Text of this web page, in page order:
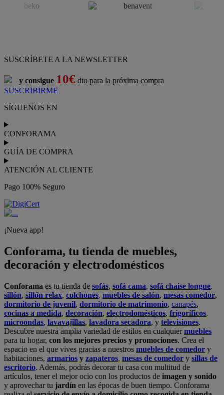
SUSCRÍBETE A LA NEWSLETTER
y consigue 10€ dto para la próxima compra
SUSCRIBIRME
SÍGUENOS EN
CONFORAMA
GUÍA DE COMPRA
ATENCIÓN AL CLIENTE
Pago 100% Seguro
¡Nueva app!
Conforama, tu tienda de muebles,
decoración y electrodomésticos
Conforama es tu tienda de sofás, sofá cama, sofá chaise longue,
sillón, sillón relax, colchones, muebles de salón, mesas comedor,
dormitorio de juvenil, dormitorio de matrimonio, canapés,
cocinas a medida, decoración, electrodomésticos, frigoríficos,
microondas, lavavajillas, lavadora secadora, y televisiones.
Descubre nuestra amplia variedad de estilos en cualquiermuebles
para tu hogar, con los mejores precios y promociones. Crea el
espacio en el que vives gracias a nuestros muebles de comedor y
habitaciones, armarios y zapateros, mesas de comedor y sillas de
escritorio. Además, podrás decorar tu casa con multitud de
artículos, tener el mejor ocio con los productos de imagen y sonido
y aprovechar tu jardín en las épocas de buen tiempo. Conforama